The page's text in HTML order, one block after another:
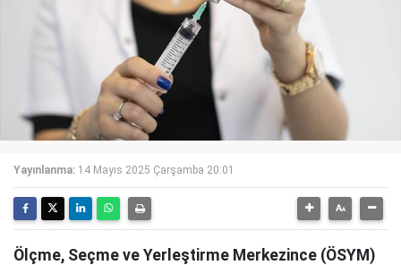
Yayınlanma: 14 Mayıs 2025 Çarşamba 20:01
Ölçme, Seçme ve Yerleştirme Merkezince (ÖSYM)